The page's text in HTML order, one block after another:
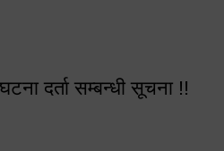
दर्ता सम्बन्धी सूचना !!